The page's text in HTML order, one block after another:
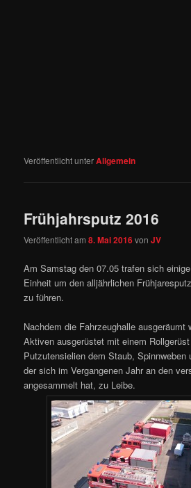
Veröffentlicht unterAllgemein
Frühjahrsputz 2016
Veröffentlicht am8. Mai 2016vonJV
Am Samstag den 07.05 trafen sich
Einheit um den alljährlichen
zu führen.
Nachdem die Fahrzeughalle ausgeräumt
Aktiven ausgerüstet mit einem
Putzutensielien dem Staub, Spinnweben
der sich im Vergangenen Jahr an den
angesammelt hat, zu Leibe.